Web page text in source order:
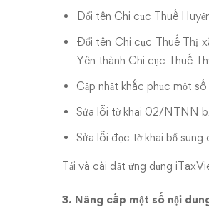
Đổi tên Chi cục Thuế
Đổi tên Chi cục Thuế Thị
Yên thành Chi cục Thuế
Cập nhật khắc phục một
Sửa lỗi tờ khai 02/NTNN
Sửa lỗi đọc tờ khai bổ
Tải và cài đặt ứng dụng
3. Nâng cấp một số nội